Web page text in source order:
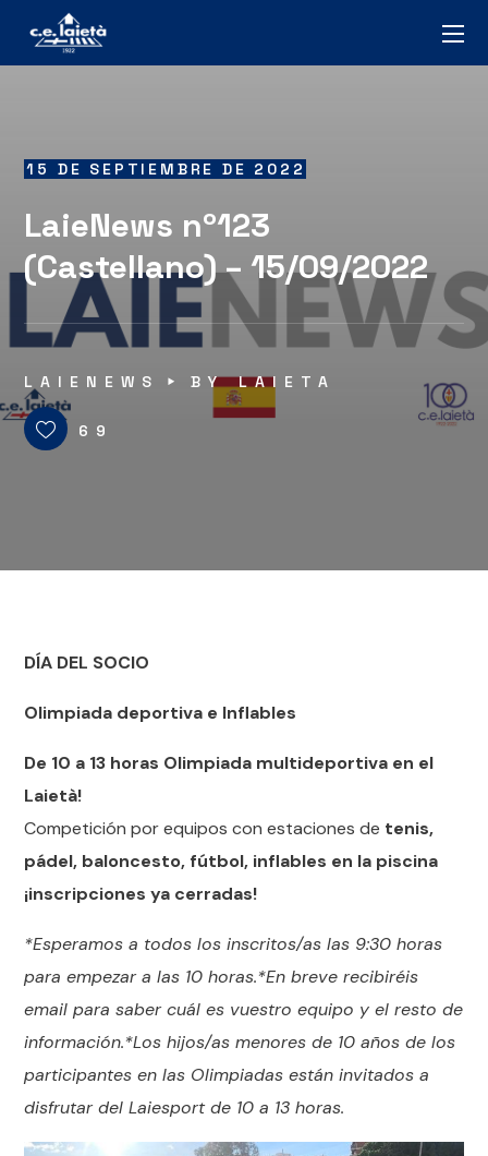
15 DE SEPTIEMBRE DE 2022
LaieNews nº123
(Castellano) – 15/09/2022
LAIENEWS BYLAIETA
69
DÍA DEL SOCIO
Olimpiada deportiva e Inflables
De 10 a 13 horas Olimpiada multideportiva en el
Laietà!
Competición por equipos con estaciones de tenis,
pádel, baloncesto, fútbol, inflables en la piscina
¡inscripciones ya cerradas!
*Esperamos a todos los inscritos/as las 9:30 horas
para empezar a las 10 horas.*En breve recibiréis
email para saber cuál es vuestro equipo y el resto de
información.*Los hijos/as menores de 10 años de los
participantes en las Olimpiadas están invitados a
disfrutar del Laiesport de 10 a 13 horas.